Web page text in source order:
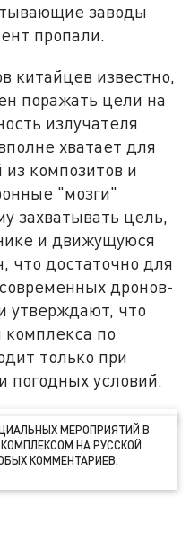
заводы
пропали.
китайцев известно,
поражать цели на
излучателя
хватает для
композитов и
"мозги"
захватывать цель,
и движущуюся
что достаточно для
дронов-
утверждают, что
по
только при
погодных условий.
МЕРОПРИЯТИЙ В
НА РУССКОЙ
КОММЕНТАРИЕВ.